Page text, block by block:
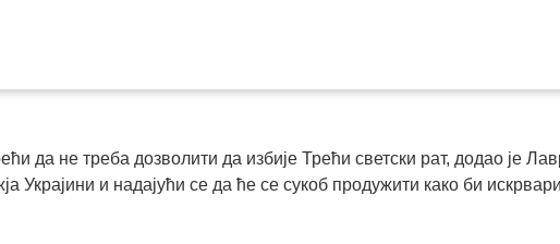
да не треба дозволити да избије Трећи светски рат, додао је
Украјини и надајући се да ће се сукоб продужити како би